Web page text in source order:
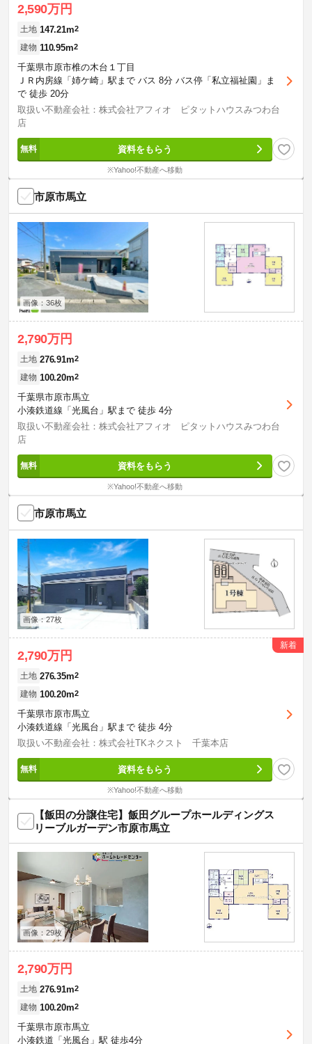
2,590万円
土地 147.21m2
建物 110.95m2
千葉県市原市椎の木台１丁目
ＪＲ内房線「姉ケ崎」駅まで バス 8分 バス停「私立福祉園」ま
で 徒歩 20分
取扱い不動産会社：株式会社アフィオ ピタットハウスみつわ台
店
資料をもらう
※Yahoo!不動産へ移動
市原市馬立
画像：36枚
2,790万円
土地 276.91m2
建物 100.20m2
千葉県市原市馬立
小湊鉄道線「光風台」駅まで 徒歩 4分
取扱い不動産会社：株式会社アフィオ ピタットハウスみつわ台
店
資料をもらう
※Yahoo!不動産へ移動
市原市馬立
画像：27枚
2,790万円
新着
土地 276.35m2
建物 100.20m2
千葉県市原市馬立
小湊鉄道線「光風台」駅まで 徒歩 4分
取扱い不動産会社：株式会社TKネクスト 千葉本店
資料をもらう
※Yahoo!不動産へ移動
【飯田の分譲住宅】飯田グループホールディングス
リーブルガーデン市原市馬立
画像：29枚
2,790万円
土地 276.91m2
建物 100.20m2
千葉県市原市馬立
小湊鉄道「光風台」駅 徒歩4分